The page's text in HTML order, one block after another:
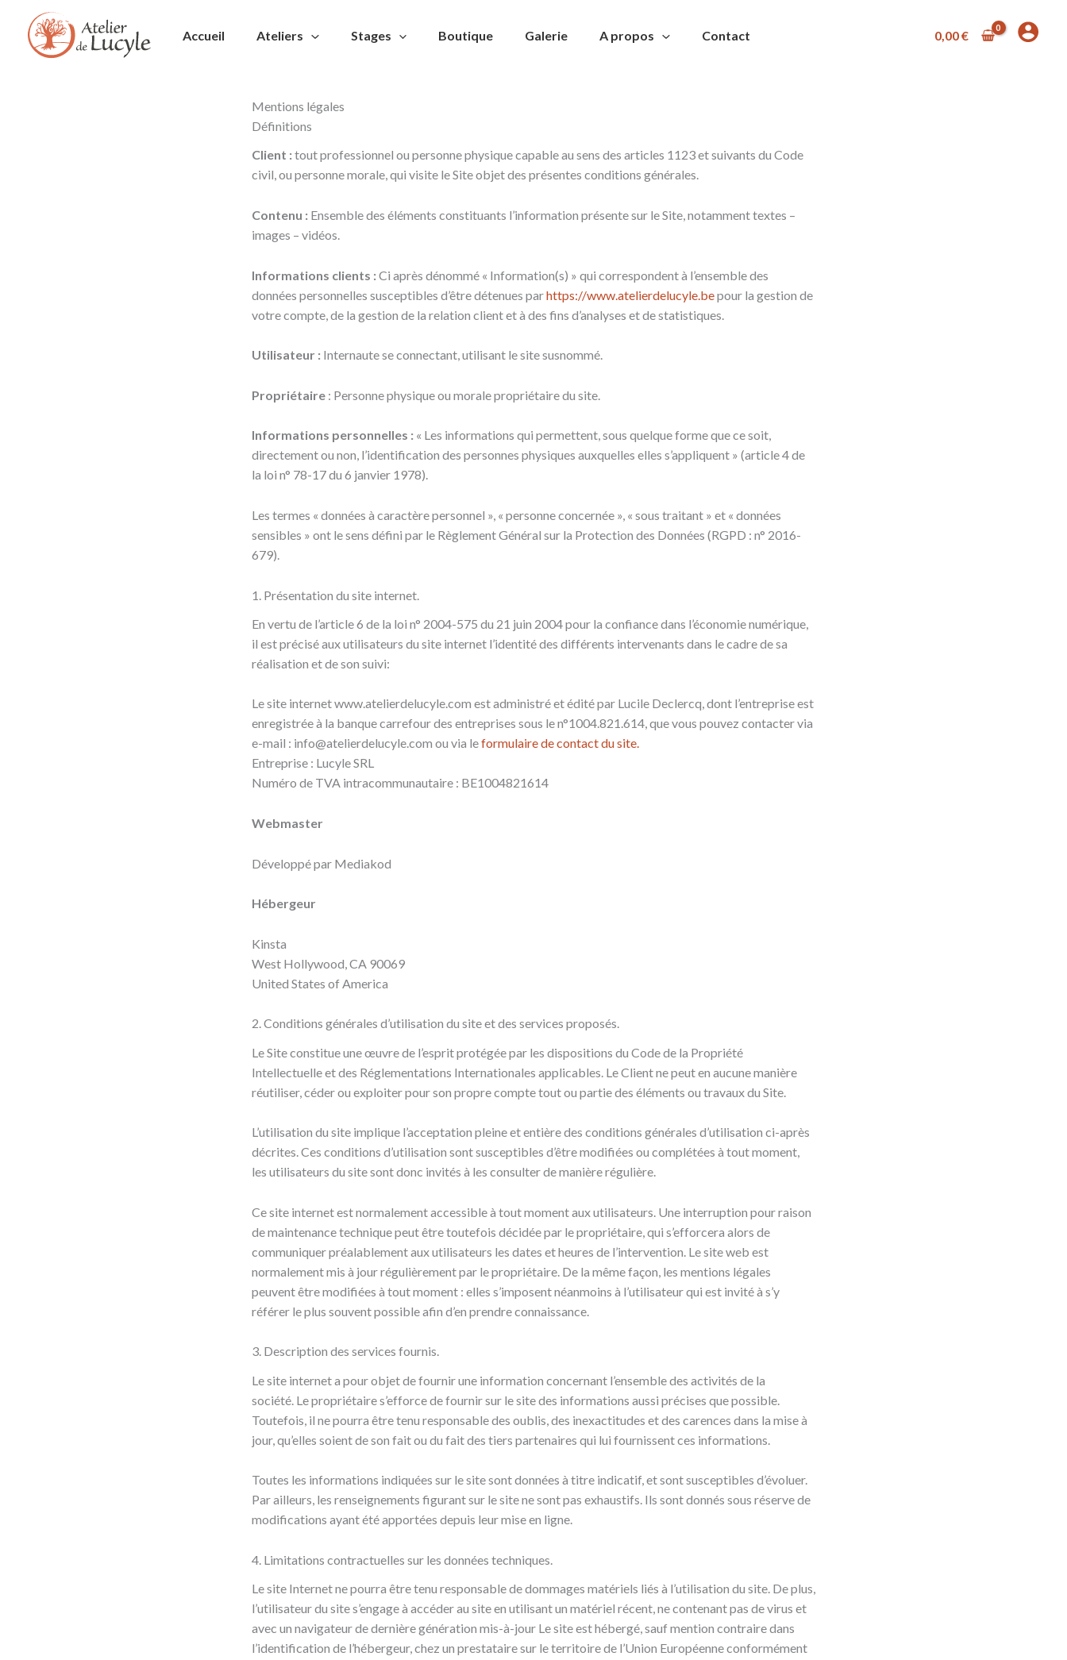
contenu
Accueil Ateliers Stages Boutique Galerie A propos Contact 0,00€
Mentions légales
Définitions
Client : tout professionnel ou personne physique capable au sens des articles 1123 et suivants du Code
civil, ou personne morale, qui visite le Site objet des présentes conditions générales.
Contenu : Ensemble des éléments constituants l’information présente sur le Site, notamment textes –
images – vidéos.
Informations clients : Ci après dénommé « Information(s) » qui correspondent à l’ensemble des
données personnelles susceptibles d’être détenues parhttps://www.atelierdelucyle.bepour la gestion de
votre compte, de la gestion de la relation client et à des fins d’analyses et de statistiques.
Utilisateur : Internaute se connectant, utilisant le site susnommé.
Propriétaire : Personne physique ou morale propriétaire du site.
Informations personnelles : « Les informations qui permettent, sous quelque forme que ce soit,
directement ou non, l’identification des personnes physiques auxquelles elles s’appliquent » (article 4 de
la loi n° 78-17 du 6 janvier 1978).
Les termes « données à caractère personnel », « personne concernée », « sous traitant » et « données
sensibles » ont le sens défini par le Règlement Général sur la Protection des Données (RGPD : n° 2016-
679).
1. Présentation du site internet.
En vertu de l’article 6 de la loi n° 2004-575 du 21 juin 2004 pour la confiance dans l’économie numérique,
il est précisé aux utilisateurs du site internet l’identité des différents intervenants dans le cadre de sa
réalisation et de son suivi:
Le site internet www.atelierdelucyle.com est administré et édité par Lucile Declercq, dont l’entreprise est
enregistrée à la banque carrefour des entreprises sous le n°1004.821.614, que vous pouvez contacter via
e-mail : info@atelierdelucyle.com ou via leformulaire de contact du site.
Entreprise : Lucyle SRL
Numéro de TVA intracommunautaire : BE1004821614
Webmaster
Développé par Mediakod
Hébergeur
Kinsta
West Hollywood, CA 90069
United States of America
2. Conditions générales d’utilisation du site et des services proposés.
Le Site constitue une œuvre de l’esprit protégée par les dispositions du Code de la Propriété
Intellectuelle et des Réglementations Internationales applicables. Le Client ne peut en aucune manière
réutiliser, céder ou exploiter pour son propre compte tout ou partie des éléments ou travaux du Site.
L’utilisation du site implique l’acceptation pleine et entière des conditions générales d’utilisation ci-après
décrites. Ces conditions d’utilisation sont susceptibles d’être modifiées ou complétées à tout moment,
les utilisateurs du site sont donc invités à les consulter de manière régulière.
Ce site internet est normalement accessible à tout moment aux utilisateurs. Une interruption pour raison
de maintenance technique peut être toutefois décidée par le propriétaire, qui s’efforcera alors de
communiquer préalablement aux utilisateurs les dates et heures de l’intervention. Le site web est
normalement mis à jour régulièrement par le propriétaire. De la même façon, les mentions légales
peuvent être modifiées à tout moment : elles s’imposent néanmoins à l’utilisateur qui est invité à s’y
référer le plus souvent possible afin d’en prendre connaissance.
3. Description des services fournis.
Le site internet a pour objet de fournir une information concernant l’ensemble des activités de la
société. Le propriétaire s’efforce de fournir sur le site des informations aussi précises que possible.
Toutefois, il ne pourra être tenu responsable des oublis, des inexactitudes et des carences dans la mise à
jour, qu’elles soient de son fait ou du fait des tiers partenaires qui lui fournissent ces informations.
Toutes les informations indiquées sur le site sont données à titre indicatif, et sont susceptibles d’évoluer.
Par ailleurs, les renseignements figurant sur le site ne sont pas exhaustifs. Ils sont donnés sous réserve de
modifications ayant été apportées depuis leur mise en ligne.
4. Limitations contractuelles sur les données techniques.
Le site Internet ne pourra être tenu responsable de dommages matériels liés à l’utilisation du site. De plus,
l’utilisateur du site s’engage à accéder au site en utilisant un matériel récent, ne contenant pas de virus et
avec un navigateur de dernière génération mis-à-jour Le site est hébergé, sauf mention contraire dans
l’identification de l’hébergeur, chez un prestataire sur le territoire de l’Union Européenne conformément